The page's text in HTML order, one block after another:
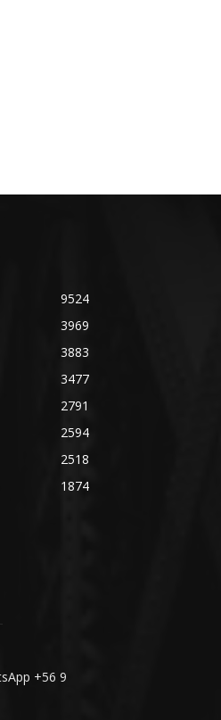
9524
3969
3883
3477
2791
2594
2518
1874
+56 9